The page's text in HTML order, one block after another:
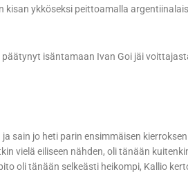
kisan ykköseksi peittoamalla
päätynyt isäntamaan Ivan Goi jäi
sain jo heti parin ensimmäisen
vielä eiliseen nähden, oli tänään
oli tänään selkeästi heikompi, Kallio